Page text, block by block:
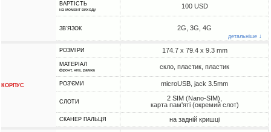
ВАРТІСТЬ
на момент виходу 100 USD
ЗВ'ЯЗОК 2G, 3G, 4G
детальніше ↓
КОРПУС
РОЗМІРИ 174.7 x 79.4 x 9.3 mm
МАТЕРІАЛ
фронт, низ, рамка скло, пластик, пластик
РОЗ'ЄМИ microUSB, jack 3.5mm
СЛОТИ
2 SIM (Nano-SIM),
карта пам'яті (окремий слот)
СКАНЕР ПАЛЬЦЯ на задній кришці